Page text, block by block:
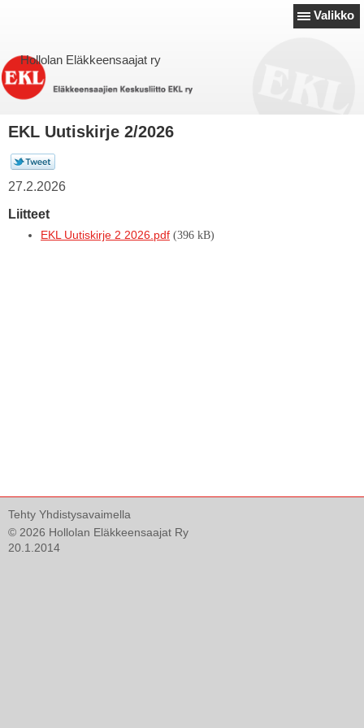
Valikko
Hollolan Eläkkeensaajat ry
EKL Uutiskirje 2/2026
27.2.2026
Liitteet
EKL Uutiskirje 2 2026.pdf (396 kB)
Tehty Yhdistysavaimella
© 2026 Hollolan Eläkkeensaajat Ry
20.1.2014